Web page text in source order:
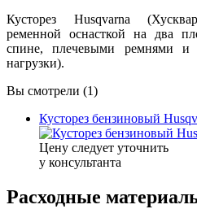
Кусторез Husqvarna
ременной оснасткой на два
спине, плечевыми ремнями и
нагрузки).
Вы смотрели (1)
Кусторез бензиновый
Цену следует уточнить
у консультанта
Расходные